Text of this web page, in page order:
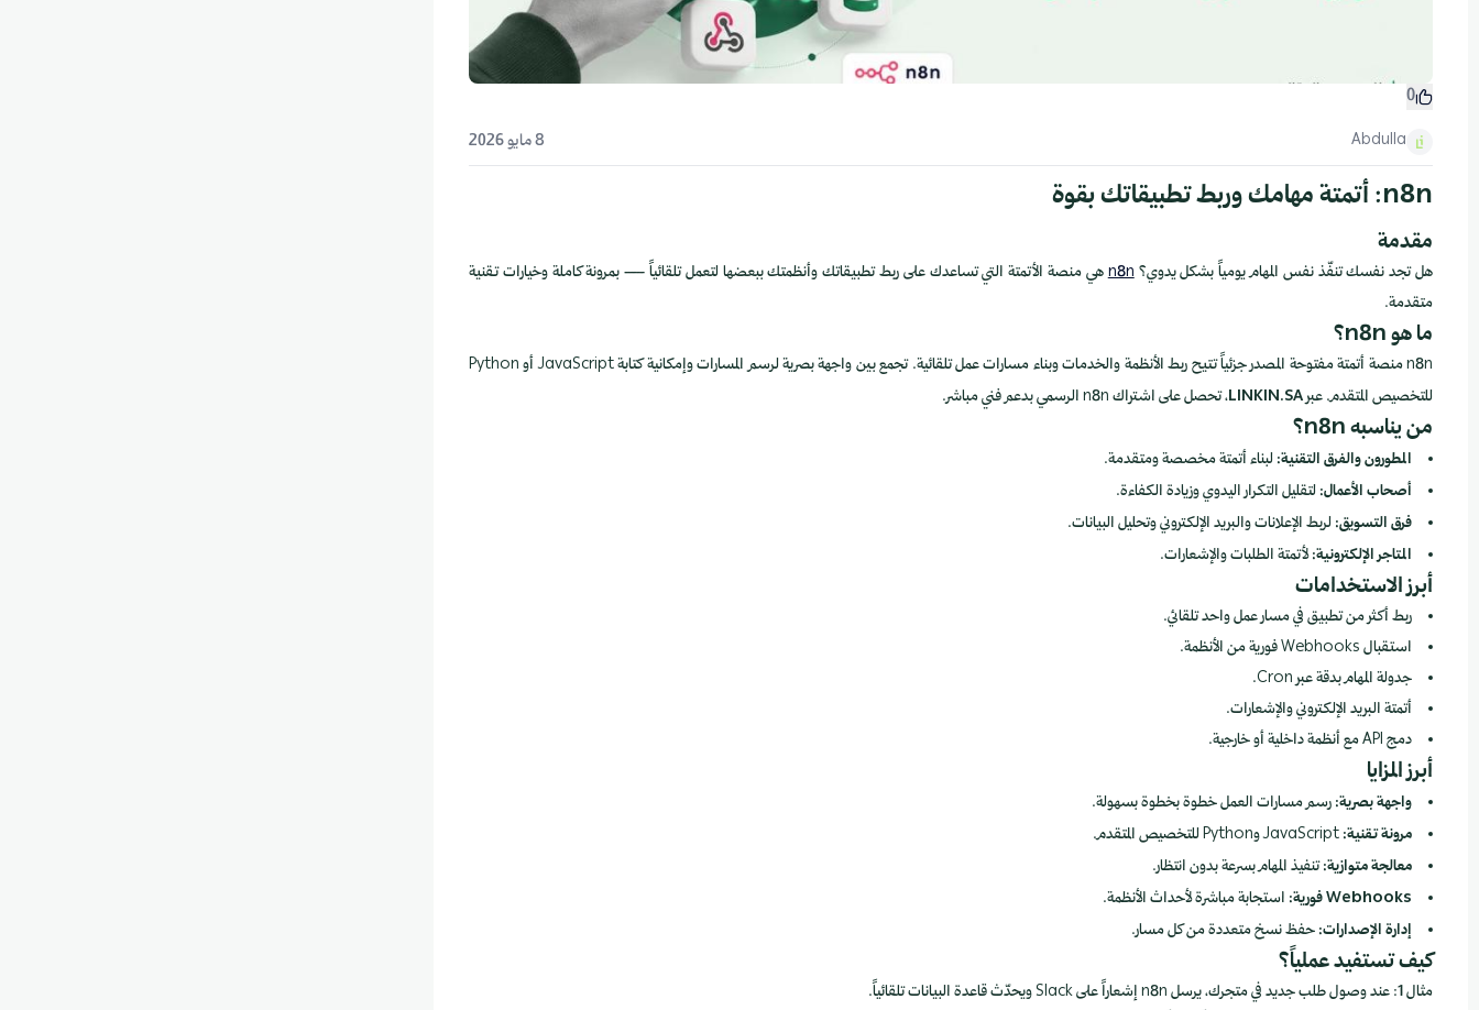
0
Abdulla 8 مايو 2026
n8n: أتمتة مهامك وربط تطبيقاتك بقوة
مقدمة
هل تجد نفسك تنفّذ نفس المهام يومياً بشكل يدوي؟n8nهي منصة الأتمتة التي تساعدك على ربط تطبيقاتك وأنظمتك ببعضها لتعمل تلقائياً — بمرونة كاملة وخيارات تقنية
متقدمة.
ما هو n8n؟
n8n منصة أتمتة مفتوحة المصدر جزئياً تتيح ربط الأنظمة والخدمات وبناء مسارات عمل تلقائية. تجمع بين واجهة بصرية لرسم المسارات وإمكانية كتابة JavaScript أو Python
للتخصيص المتقدم. عبرLINKIN.SA، تحصل على اشتراك n8n الرسمي بدعم فني مباشر.
من يناسبه n8n؟
المطورون والفرق التقنية: لبناء أتمتة مخصصة ومتقدمة.
أصحاب الأعمال: لتقليل التكرار اليدوي وزيادة الكفاءة.
فرق التسويق: لربط الإعلانات والبريد الإلكتروني وتحليل البيانات.
المتاجر الإلكترونية:لأتمتة الطلبات والإشعارات.
أبرز الاستخدامات
ربط أكثر من تطبيق في مسار عمل واحد تلقائي.
استقبال Webhooks فورية من الأنظمة.
جدولة المهام بدقة عبر Cron.
أتمتة البريد الإلكتروني والإشعارات.
دمج API مع أنظمة داخلية أو خارجية.
أبرز المزايا
واجهة بصرية: رسم مسارات العمل خطوة بخطوة بسهولة.
مرونة تقنية:
معالجة متوازية:تنفيذ المهام بسرعة بدون انتظار.
Webhooks فورية: استجابة مباشرة لأحداث الأنظمة.
إدارة الإصدارات: حفظ نسخ متعددة من كل مسار.
كيف تستفيد عملياً؟
مثال 1: عند وصول طلب جديد في متجرك، يرسل n8n إشعاراً على Slack ويحدّث قاعدة البيانات تلقائياً.